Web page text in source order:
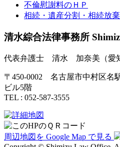
不倫慰謝料のＨＰ
相続・遺産分割・相続放
清水綜合法律事務所
代表弁護士 清水 加奈美（愛知
〒450-0002 名古屋市中村区名
ビル5階
TEL : 052-587-3555
周辺地図を Google Map で見る